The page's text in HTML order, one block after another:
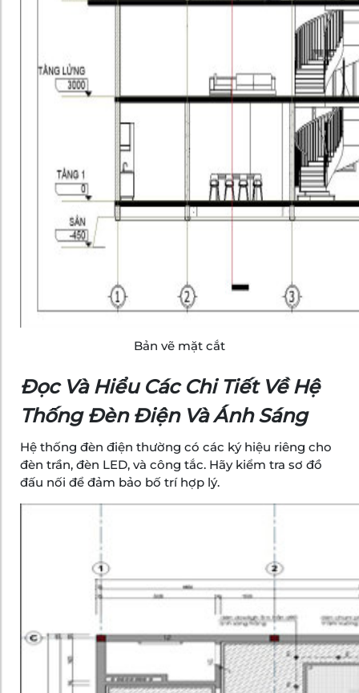
Bản vẽ mặt cắt
Đọc Và Hiểu Các Chi Tiết Về Hệ
Thống Đèn Điện Và Ánh Sáng
Hệ thống đèn điện thường có các ký hiệu riêng cho
đèn trần, đèn LED, và công tắc. Hãy kiểm tra sơ đồ
đấu nối để đảm bảo bố trí hợp lý.